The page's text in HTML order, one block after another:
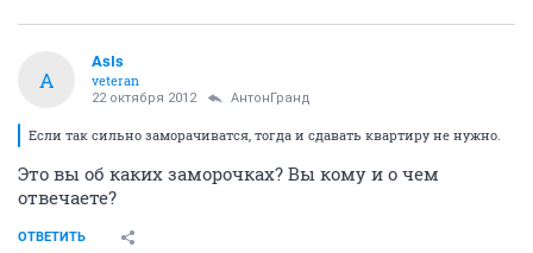
A
AsIs
veteran
22 октября 2012 АнтонГранд
Если так сильно заморачиватся, тогда и сдавать квартиру не нужно.
Это вы об каких заморочках? Вы кому и о чем
отвечаете?
ОТВЕТИТЬ